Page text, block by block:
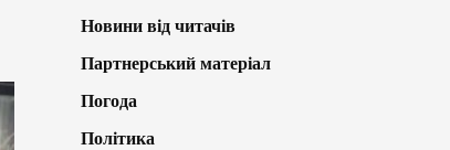
Новини від читачів
Партнерський матеріал
Погода
Політика